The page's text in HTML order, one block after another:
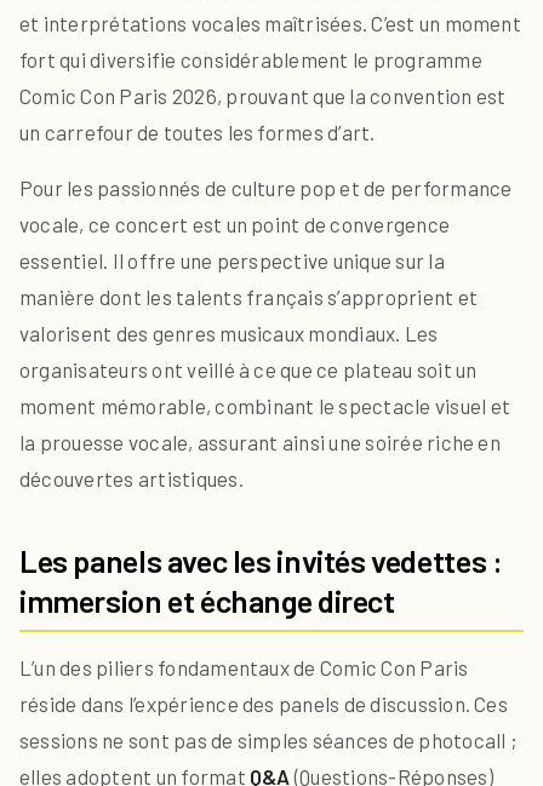
et interprétations vocales maîtrisées. C’est un moment
fort qui diversifie considérablement le programme
Comic Con Paris 2026, prouvant que la convention est
un carrefour de toutes les formes d’art.
Pour les passionnés de culture pop et de performance
vocale, ce concert est un point de convergence
essentiel. Il offre une perspective unique sur la
manière dont les talents français s’approprient et
valorisent des genres musicaux mondiaux. Les
organisateurs ont veillé à ce que ce plateau soit un
moment mémorable, combinant le spectacle visuel et
la prouesse vocale, assurant ainsi une soirée riche en
découvertes artistiques.
Les panels avec les invités vedettes :
immersion et échange direct
L’un des piliers fondamentaux de Comic Con Paris
réside dans l’expérience des panels de discussion. Ces
sessions ne sont pas de simples séances de photocall ;
elles adoptent un format Q&A (Questions-Réponses)